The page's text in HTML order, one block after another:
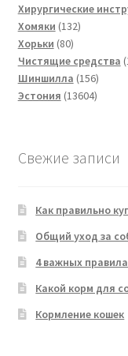
товаров
Хирургические
Хомяки 132132
Хорьки 8080
товаров
Чистящие средства
Шиншилла 156156
товаров
Эстония 1360413604
Свежие записи
Как правильно
Общий уход за
4 важных
Какой корм для
Кормление кошек